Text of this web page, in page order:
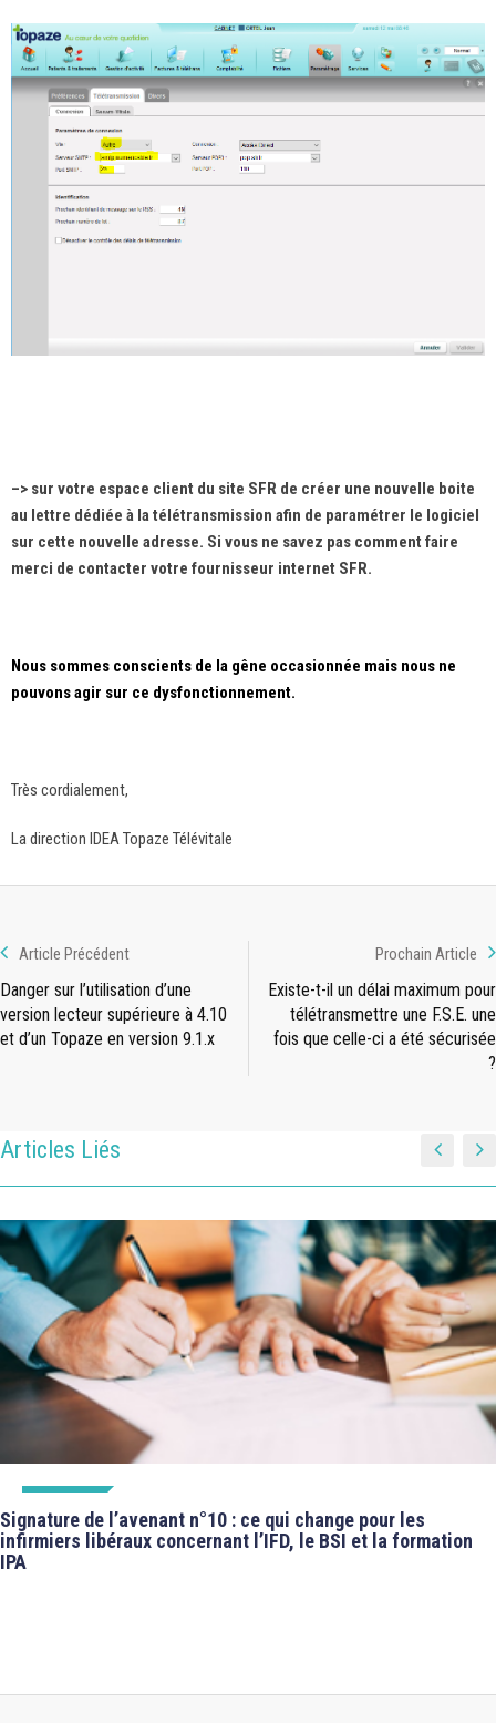
–> sur votre espace client du site SFR de créer une nouvelle boite
au lettre dédiée à la télétransmission afin de paramétrer le logiciel
sur cette nouvelle adresse. Si vous ne savez pas comment faire
merci de contacter votre fournisseur internet SFR.
Nous sommes conscients de la gêne occasionnée mais nous ne
pouvons agir sur ce dysfonctionnement.
Très cordialement,
La direction IDEA Topaze Télévitale
Article Précédent
Danger sur l’utilisation d’une
version lecteur supérieure à 4.10
et d’un Topaze en version 9.1.x
Prochain Article
Existe-t-il un délai maximum pour
télétransmettre une F.S.E. une
fois que celle-ci a été sécurisée
?
Articles Liés
Signature de l’avenant n°10 : ce qui change pour les
infirmiers libéraux concernant l’IFD, le BSI et la formation
IPA